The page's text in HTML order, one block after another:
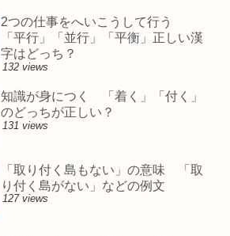
2つの仕事をへいこうして行う
「平行」「並行」「平衡」正しい漢
字はどっち？
132 views
知識が身につく 「着く」「付く」
のどっちが正しい？
131 views
「取り付く島もない」の意味 「取
り付く島がない」などの例文
127 views